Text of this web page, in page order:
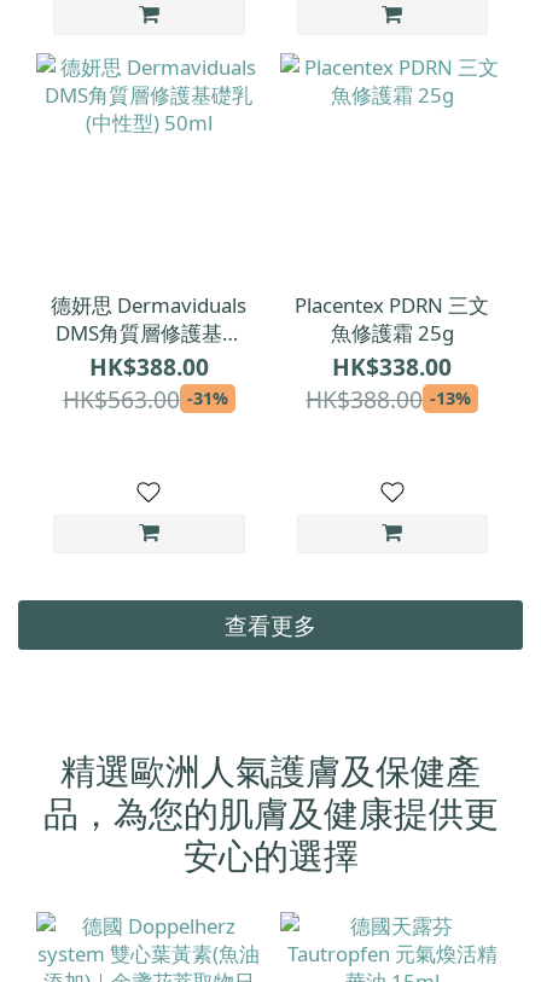
德妍思 Dermaviduals
DMS角質層修護基礎
乳 (中性型) 50ml
HK$388.00
HK$563.00 -31%
Placentex PDRN 三文
魚修護霜 25g
HK$338.00
HK$388.00 -13%
查看更多
精選歐洲人氣護膚及保健產
品，為您的肌膚及健康提供更
安心的選擇